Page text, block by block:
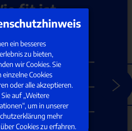
fit ist
Stimme?
für Lehrkräfte
4 Stunden
Uhr – 13:30 Uhr
ein besseres
zu bieten,
wir Cookies. Sie
einzelne Cookies
oder alle akzeptieren.
auf „Weitere
um in unserer
mehr
Cookies zu erfahren.